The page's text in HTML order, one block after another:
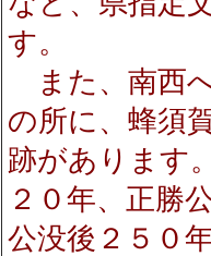
す。
また、南西
の所に、蜂須
跡があります
２０年、正勝
公没後２５０